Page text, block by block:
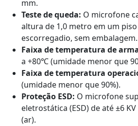
mm.
Teste de queda: O microfone
altura de 1,0 metro em um
escorregadio, sem embalagem.
Faixa de temperatura de
a +80℃ (umidade menor que
Faixa de temperatura
(umidade menor que 90%).
Proteção ESD: O microfone
eletrostática (ESD) de até ±6
(ar).